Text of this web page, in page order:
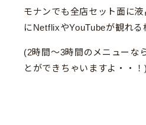
モナンでも全店セット面に
にNetflixやYouTubeが観れる
(2時間〜3時間のメニューな
とができちゃいますよ・・！)